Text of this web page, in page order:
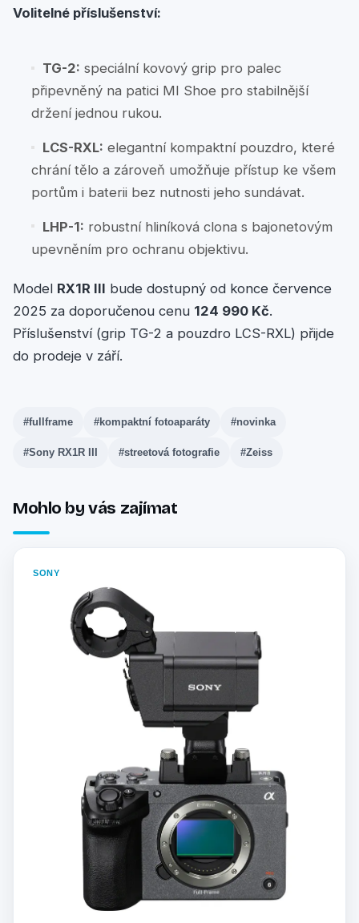
Volitelné příslušenství:
TG-2: speciální kovový grip pro palec
připevněný na patici MI Shoe pro stabilnější
držení jednou rukou.
LCS-RXL: elegantní kompaktní pouzdro, které
chrání tělo a zároveň umožňuje přístup ke všem
portům i baterii bez nutnosti jeho sundávat.
LHP-1: robustní hliníková clona s bajonetovým
upevněním pro ochranu objektivu.
Model RX1R III bude dostupný od konce července
2025 za doporučenou cenu 124 990 Kč.
Příslušenství (grip TG-2 a pouzdro LCS-RXL) přijde
do prodeje v září.
#fullframe #kompaktní fotoaparáty #novinka
#Sony RX1R III #streetová fotografie #Zeiss
Mohlo by vás zajímat
SONY